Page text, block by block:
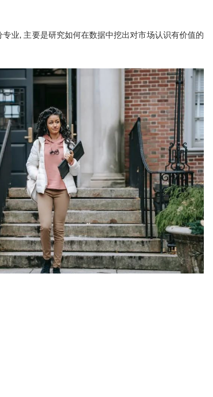
业, 主要是研究如何在数据中挖出对市场认识有价值的